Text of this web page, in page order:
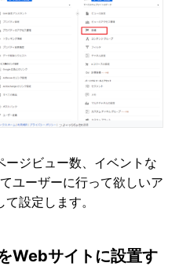
ジビュー数、イベントな
ユーザーに行って欲しいア
設定します。
Webサイトに設置す